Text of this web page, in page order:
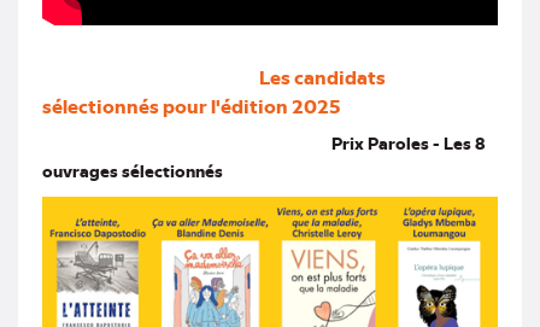
Les candidats
sélectionnés pour l'édition 2025
Prix Paroles - Les 8
ouvrages sélectionnés